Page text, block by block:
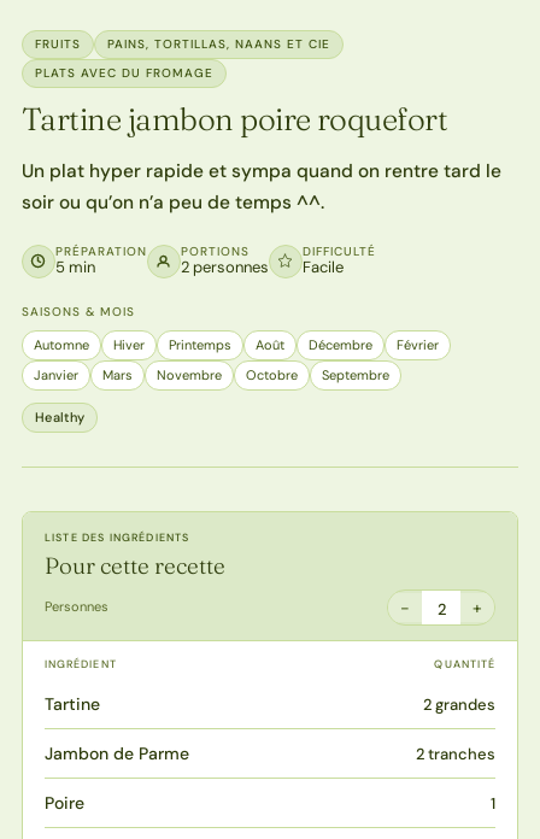
FRUITS
PAINS, TORTILLAS, NAANS ET CIE
PLATS AVEC DU FROMAGE
Tartine jambon poire roquefort
Un plat hyper rapide et sympa quand on rentre tard le
soir ou qu’on n’a peu de temps ^^.
PRÉPARATION
5 min
PORTIONS
2 personnes
DIFFICULTÉ
Facile
SAISONS & MOIS
Automne Hiver Printemps Août Décembre
Février
Janvier
Mars Novembre Octobre Septembre
Healthy
LISTE DES INGRÉDIENTS
Pour cette recette
Personnes − 2 +
INGRÉDIENT QUANTITÉ
Tartine 2 grandes
Jambon de Parme 2 tranches
Poire 1